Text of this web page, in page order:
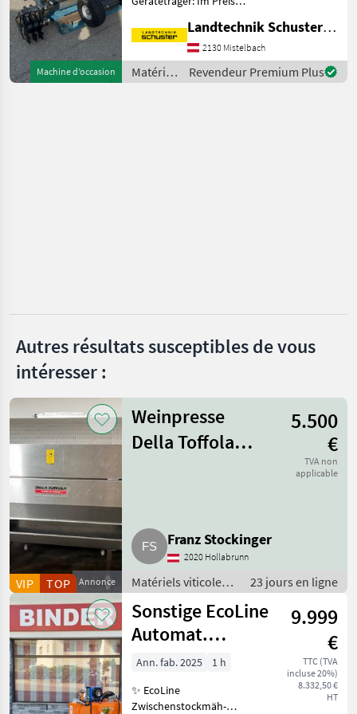
Rinieri
Olmi
Machine d’occasion
Steuerung - Gummi-
Stützräder - Roll- und
Fingerhacke - Stockräumer
(mit Schwert, Taster,
Landtechnik Schuster Niederlassung Mistelbach
2130 Mistelbach
Matériels
viticoles
Revendeur Premium Plus
Autres résultats susceptibles de vous
intéresser :
Annonce
VIP TOP
Weinpresse
Della Toffola
5.500
€
TVA non
applicable
Franz Stockinger
2020 Hollabrunn
Matériels viticoles /
Matériels de
vinification
23 jours en ligne
Sonstige EcoLine
Automat.
Zwischenstockmäher
Ostraticky
9.999
€
TTC (TVA
incluse 20%)
8.332,50 €
HT
Ann. fab. 2025
1 h
✨ EcoLine
Zwischenstockmäh-